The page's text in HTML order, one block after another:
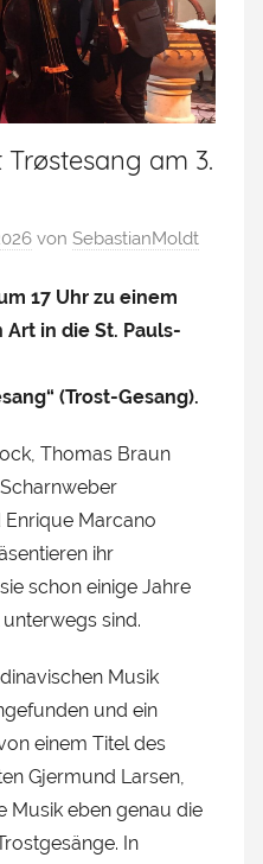
am 3.
von SebastianMoldt
17 Uhr zu einem
in die St. Pauls-
(Trost-Gesang).
Thomas Braun
Marcano
ihr
schon einige Jahre
sind.
Musik
und ein
einem Titel des
Gjermund Larsen,
Musik eben genau die
In